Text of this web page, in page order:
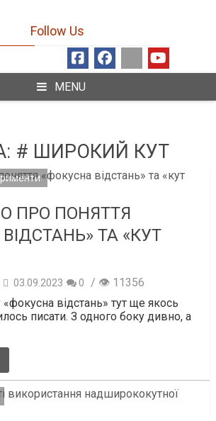
Follow Us
MENU
# ШИРОКИЙ КУТ
ПРО ПОНЯТТЯ
ТА «КУТ
03.09.2023 0 / 👁 11356
відстань» тут ще якось
писати. З одного боку дивно, а